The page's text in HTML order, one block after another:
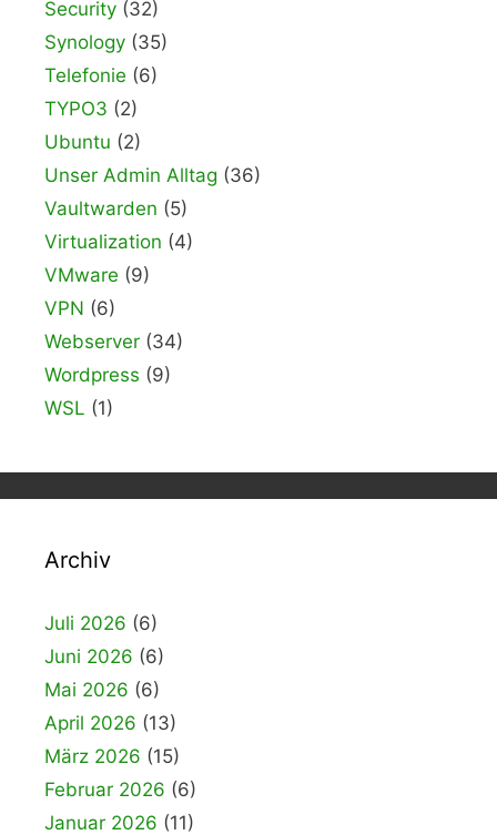
Security (32)
Synology (35)
Telefonie (6)
TYPO3 (2)
Ubuntu (2)
Unser Admin Alltag (36)
Vaultwarden (5)
Virtualization (4)
VMware (9)
VPN (6)
Webserver (34)
Wordpress (9)
WSL (1)
Archiv
Juli 2026 (6)
Juni 2026 (6)
Mai 2026 (6)
April 2026 (13)
März 2026 (15)
Februar 2026 (6)
Januar 2026 (11)